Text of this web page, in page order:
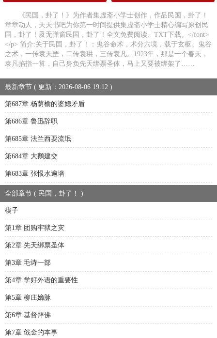
《民国，卦了！》为作者集虚斋小学士创作，作品民国，卦了！
章章动人，天天书吧为你第一时间提供集虚斋小学士精心编写原创民
国，卦了！及无弹窗民国，卦了！全文免费阅读、TXT下载。</font>
</p> 简介:关于民国，卦了！：鬼谷命术，术分六境，载于玄枢。鬼谷
之术，一传袁天罡，二传袁珙，三传袁凡。1923年，那是一个春天，
袁凡掐指一算，自己身负先天绑票圣体，马上又要被绑架了……
最新章节 ( 更新：2026-08-06 19:12 )
第687章 杨荫榆的婆媳矛盾
第686章 鲁迅辞职
第685章 法兰西耍流氓
第684章 大鹅建交
第683章 张恨水逾墙
全部章节 ( 民国，卦了！ )
楔子
第1章 团购牢狱之灾
第2章 先天绑票圣体
第3章 毛诗一部
第4章 学好外语的重要性
第5章 柳庄嫡脉
第6章 基督拜佛
第7章 戗金的本事